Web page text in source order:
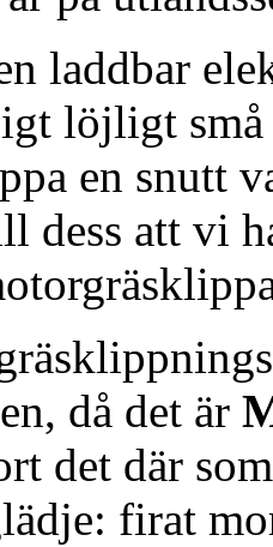
laddbar
löjligt små
en snutt
dess att vi
då det är
det där
firat